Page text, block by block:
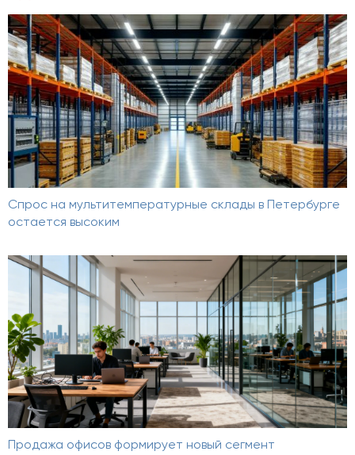
Спрос на мультитемпературные склады в Петербурге
остается высоким
Продажа офисов формирует новый сегмент